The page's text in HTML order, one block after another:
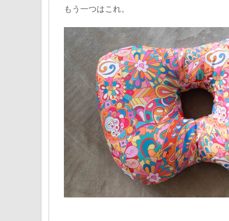
もう一つはこれ。